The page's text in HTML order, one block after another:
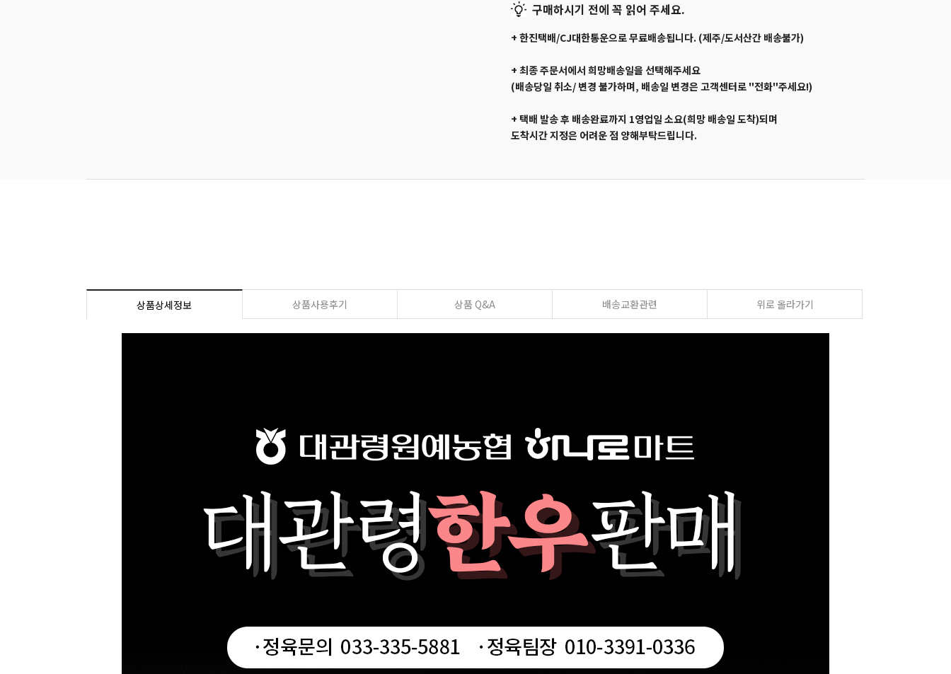
구매하시기 전에 꼭 읽어 주세요.
+ 한진택배/CJ대한통운으로 무료배송됩니다. (제주/도서산간 배송불가)
+ 최종 주문서에서 희망배송일을 선택해주세요
(배송당일 취소/ 변경 불가하며, 배송일 변경은 고객센터로 "전화"주세요!)
+ 택배 발송 후 배송완료까지 1영업일 소요(희망 배송일 도착)되며
도착시간 지정은 어려운 점 양해부탁드립니다.
상품상세정보 상품사용후기 상품 Q&A 배송교환관련 위로 올라가기